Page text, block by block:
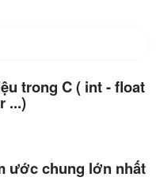
trong C ( int - float
...)
ước chung lớn nhất